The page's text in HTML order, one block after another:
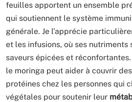
feuilles apportent un ensemble
qui soutiennent le système
générale. Je l’apprécie
et les infusions, où ses nutriments
saveurs épicées et
le moringa peut aider à couvrir
protéines chez les personnes qui
végétales pour soutenir leur